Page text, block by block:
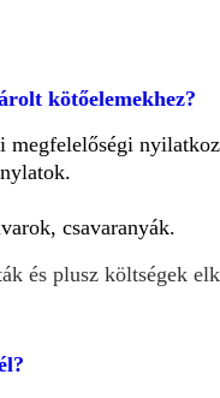
kötőelemekhez?
csavaranyák.
és plusz költségek